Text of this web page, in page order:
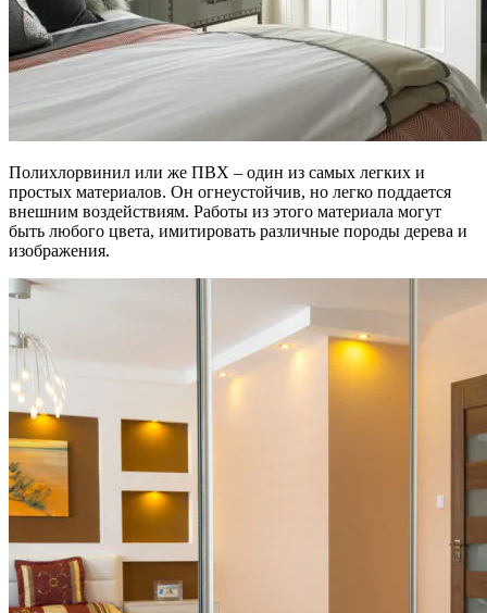
Полихлорвинил или же ПВХ – один из самых легких и
простых материалов. Он огнеустойчив, но легко поддается
внешним воздействиям. Работы из этого материала могут
быть любого цвета, имитировать различные породы дерева и
изображения.